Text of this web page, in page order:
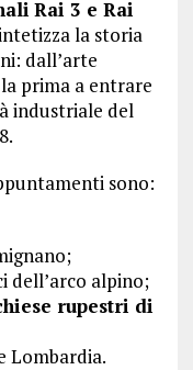
Rai 3 e Rai
la storia
dall’arte
prima a entrare
industriale del
sono:
dell’arco alpino;
rupestri di
Lombardia.